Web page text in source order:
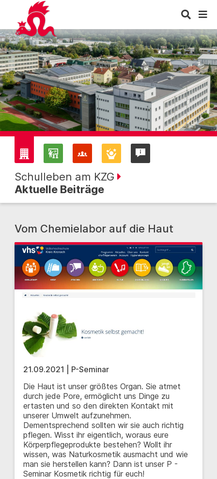
Schulleben am KZG
Aktuelle Beiträge
Vom Chemielabor auf die Haut
21.09.2021 | P-Seminar
Die Haut ist unser größtes Organ. Sie atmet
durch jede Pore, ermöglicht uns Dinge zu
ertasten und so den direkten Kontakt mit
unserer Umwelt aufzunehmen.
Dementsprechend sollten wir sie auch richtig
pflegen. Wisst ihr eigentlich, woraus eure
Körperpflegeprodukte bestehen? Wollt ihr
wissen, was Naturkosmetik ausmacht und wie
man sie herstellen kann? Dann ist unser P -
Seminar Kosmetik richtig für euch!